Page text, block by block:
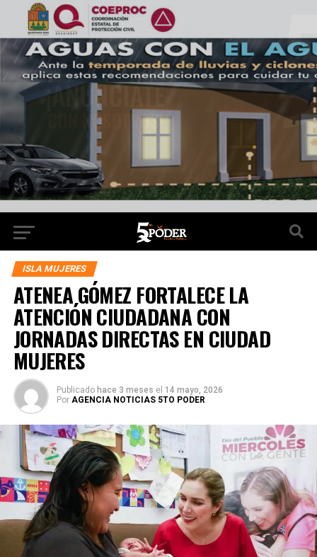
ISLA MUJERES
ATENEA GÓMEZ FORTALECE LA
ATENCIÓN CIUDADANA CON
JORNADAS DIRECTAS EN CIUDAD
MUJERES
Publicado hace 3 meses el 14 mayo, 2026
Por AGENCIA NOTICIAS 5TO PODER